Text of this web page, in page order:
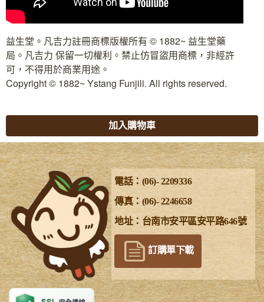
益生堂。凡吉力註冊商標版權所有 © 1882~ 益生堂藥
局。凡吉力 保留一切權利。禁止仿冒盜用商標，非經許
可，不得用於商業用途。
Copyright © 1882~ Ystang Funjili. All rights reserved.
加入購物車
電話：(06)- 2209336
傳真：(06)- 2246658
地址：台南市安平區安平路646號
訂購單下載